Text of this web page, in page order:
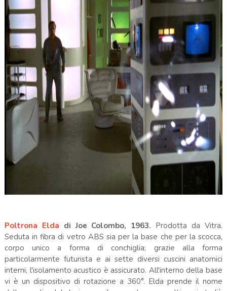
Poltrona Elda di Joe Colombo, 1963. Prodotta da Vitra.
Seduta in fibra di vetro ABS sia per la base che per la scocca,
corpo unico a forma di conchiglia; grazie alla forma
particolarmente futurista e ai sette diversi cuscini anatomici
interni, l'isolamento acustico è assicurato. All'interno della base
vi è un dispositivo di rotazione a 360°. Elda prende il nome